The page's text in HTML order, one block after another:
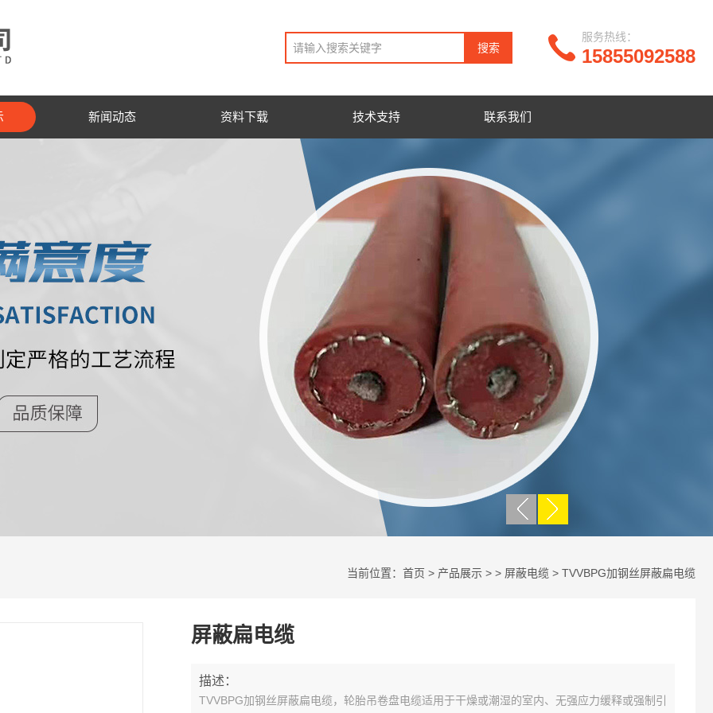
15855092588
服务热线：
新闻动态 资料下载 技术支持 联系我们
当前位置： 首页 > 产品展示 > > 屏蔽电缆 > TVVBPG加钢丝屏蔽扁电缆
屏蔽扁电缆
描述：
TVVBPG加钢丝屏蔽扁电缆，轮胎吊卷盘电缆适用于干燥或潮湿的室内、无强应力缓释或强制引